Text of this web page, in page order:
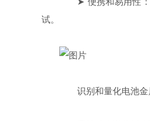
试。
识别和量化电池金